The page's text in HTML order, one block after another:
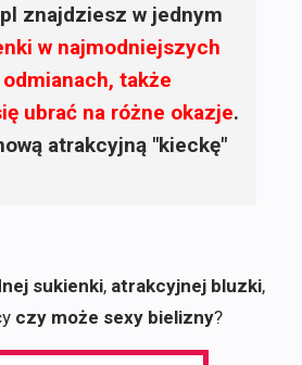
znajdziesz w jednym
w najmodniejszych
także
ubrać na różne okazje.
atrakcyjną "kieckę"
sukienki, atrakcyjnej bluzki,
czy może sexy bielizny?